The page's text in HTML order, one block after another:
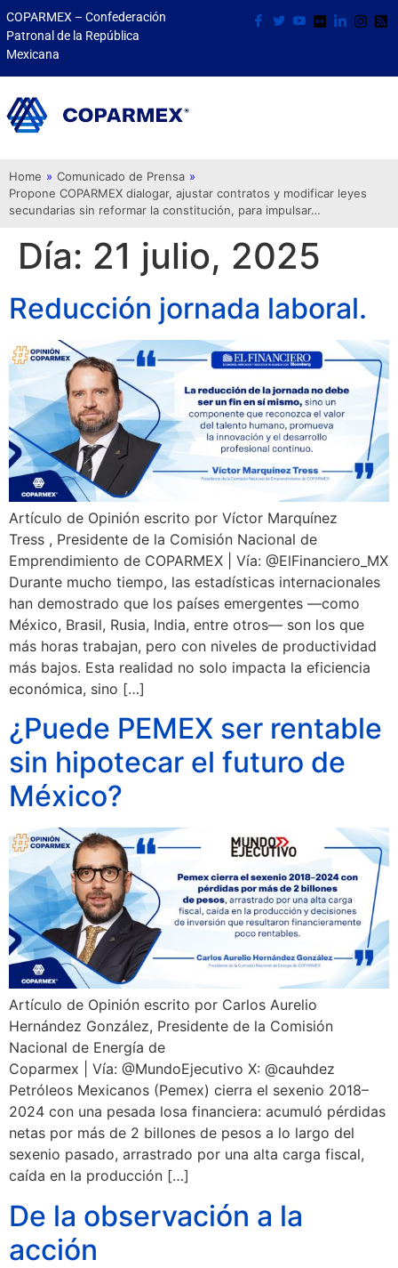
COPARMEX – Confederación
Patronal de la República
Mexicana
Home » Comunicado de Prensa »
Propone COPARMEX dialogar, ajustar contratos y modificar leyes
secundarias sin reformar la constitución, para impulsar…
Día: 21 julio, 2025
Reducción jornada laboral.
Artículo de Opinión escrito por Víctor Marquínez
Tress , Presidente de la Comisión Nacional de
Emprendimiento de COPARMEX | Vía: @ElFinanciero_MX
Durante mucho tiempo, las estadísticas internacionales
han demostrado que los países emergentes —como
México, Brasil, Rusia, India, entre otros— son los que
más horas trabajan, pero con niveles de productividad
más bajos. Esta realidad no solo impacta la eficiencia
económica, sino […]
¿Puede PEMEX ser rentable
sin hipotecar el futuro de
México?
Artículo de Opinión escrito por Carlos Aurelio
Hernández González, Presidente de la Comisión
Nacional de Energía de
Coparmex | Vía: @MundoEjecutivo X: @cauhdez
Petróleos Mexicanos (Pemex) cierra el sexenio 2018–
2024 con una pesada losa financiera: acumuló pérdidas
netas por más de 2 billones de pesos a lo largo del
sexenio pasado, arrastrado por una alta carga fiscal,
caída en la producción […]
De la observación a la
acción